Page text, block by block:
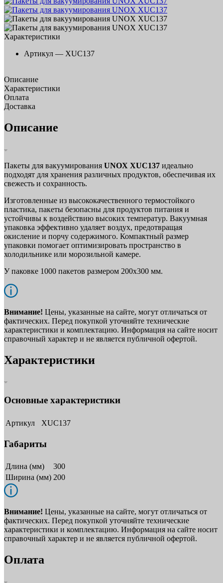
Характеристики
Артикул — XUC137
Описание
Характеристики
Оплата
Доставка
Описание
Пакеты для вакуумирования UNOX XUC137 идеально
подходят для хранения различных продуктов, обеспечивая их
свежесть и сохранность.
Изготовленные из высококачественного термостойкого
пластика, пакеты безопасны для продуктов питания и
устойчивы к воздействию высоких температур. Вакуумная
упаковка эффективно удаляет воздух, предотвращая
окисление и порчу содержимого. Компактный размер
упаковки помогает оптимизировать пространство в
холодильнике или морозильной камере.
У паковке 1000 пакетов размером 200x300 мм.
Внимание! Цены, указанные на сайте, могут отличаться от
фактических. Перед покупкой уточняйте технические
характеристики и комплектацию. Информация на сайте носит
справочный характер и не является публичной офертой.
Характеристики
Основные характеристики
Артикул XUC137
Габариты
Длина (мм)
300
Ширина (мм) 200
Внимание! Цены, указанные на сайте, могут отличаться от
фактических. Перед покупкой уточняйте технические
характеристики и комплектацию. Информация на сайте носит
справочный характер и не является публичной офертой.
Оплата